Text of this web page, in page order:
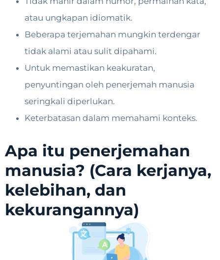
atau ungkapan idiomatik.
Beberapa terjemahan mungkin terdengar
tidak alami atau sulit dipahami.
Untuk memastikan keakuratan,
penyuntingan oleh penerjemah manusia
seringkali diperlukan.
Keterbatasan dalam memahami konteks.
Apa itu penerjemahan
manusia? (Cara kerjanya,
kelebihan, dan
kekurangannya)